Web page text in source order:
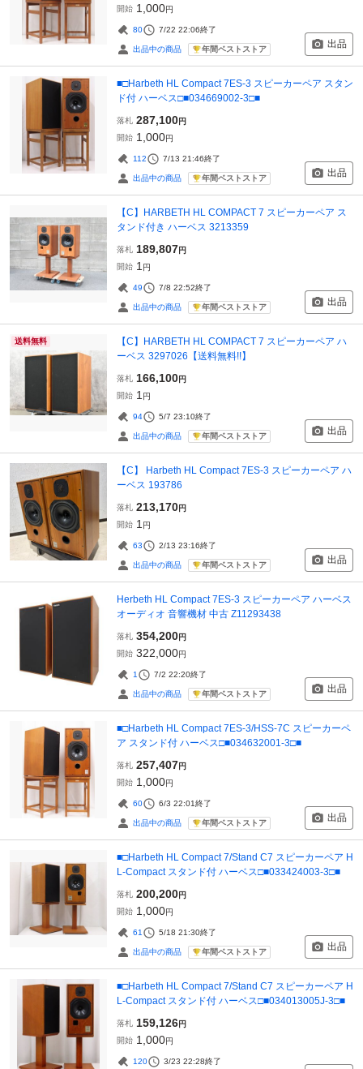
開始 1,000円
80 7/22 22:06終了
出品中の商品 年間ベストストア 出品
■□Harbeth HL Compact 7ES-3 スピーカーペア スタン
ド付 ハーベス□■034669002-3□■
落札 287,100円
開始 1,000円
112 7/13 21:46終了
出品中の商品 年間ベストストア 出品
【C】HARBETH HL COMPACT 7 スピーカーペア ス
タンド付き ハーベス 3213359
落札 189,807円
開始 1 円
49 7/8 22:52終了
出品中の商品 年間ベストストア 出品
送料無料
【C】HARBETH HL COMPACT 7 スピーカーペア ハ
ーベス 3297026【送料無料!!】
落札 166,100円
開始 1 円
94 5/7 23:10終了
出品中の商品 年間ベストストア 出品
【C】 Harbeth HL Compact 7ES-3 スピーカーペア ハ
ーベス 193786
落札 213,170円
開始 1 円
63 2/13 23:16終了
出品中の商品 年間ベストストア 出品
Herbeth HL Compact 7ES-3 スピーカーペア ハーベス
オーディオ 音響機材 中古 Z11293438
落札 354,200円
開始 322,000円
1 7/2 22:20終了
出品中の商品 年間ベストストア 出品
■□Harbeth HL Compact 7ES-3/HSS-7C スピーカーペ
ア スタンド付 ハーベス□■034632001-3□■
落札 257,407円
開始 1,000円
60 6/3 22:01終了
出品中の商品 年間ベストストア 出品
■□Harbeth HL Compact 7/Stand C7 スピーカーペア H
L-Compact スタンド付 ハーベス□■033424003-3□■
落札 200,200円
開始 1,000円
61 5/18 21:30終了
出品中の商品 年間ベストストア 出品
■□Harbeth HL Compact 7/Stand C7 スピーカーペア H
L-Compact スタンド付 ハーベス□■034013005J-3□■
落札 159,126円
開始 1,000円
120 3/23 22:28終了